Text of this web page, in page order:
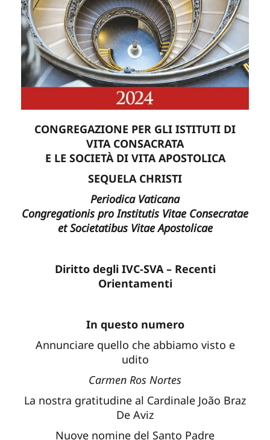
CONGREGAZIONE PER GLI ISTITUTI DI
VITA CONSACRATA
E LE SOCIETÀ DI VITA APOSTOLICA
SEQUELA CHRISTI
Periodica Vaticana
Congregationis pro Institutis Vitae Consecratae
et Societatibus Vitae Apostolicae
Diritto degli IVC-SVA – Recenti
Orientamenti
In questo numero
Annunciare quello che abbiamo visto e
udito
Carmen Ros Nortes
La nostra gratitudine al Cardinale João Braz
De Aviz
Nuove nomine del Santo Padre